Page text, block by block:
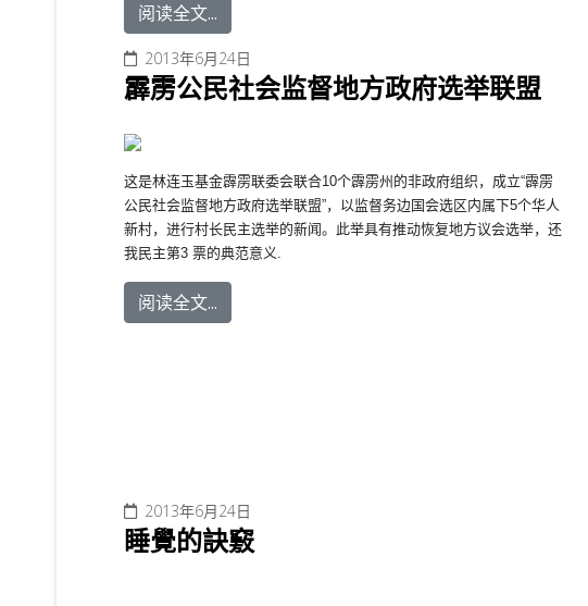
阅读全文...
2013年6月24日
霹雳公民社会监督地方政府选举联盟
这是林连玉基金霹雳联委会联合10个霹雳州的非政府组织， 成立“霹雳
公民社会监督地方政府选举联盟”， 以监督务边国会选区内属下5个华人
新村， 进行村长民主选举的新闻。此举具有推动恢复地方议会选举， 还
我民主第3 票的典范意义.
阅读全文...
2013年6月24日
睡覺的訣竅